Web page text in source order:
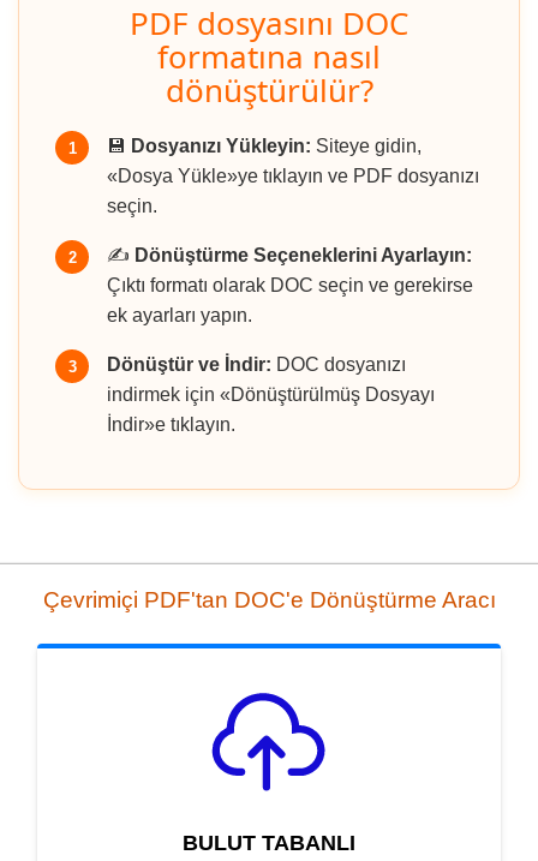
PDF dosyasını DOC
formatına nasıl
dönüştürülür?
1 💾 Dosyanızı Yükleyin: Siteye gidin,
«Dosya Yükle»ye tıklayın ve PDF dosyanızı
seçin.
2 ✍️ Dönüştürme Seçeneklerini Ayarlayın:
Çıktı formatı olarak DOC seçin ve gerekirse
ek ayarları yapın.
3 Dönüştür ve İndir: DOC dosyanızı
indirmek için «Dönüştürülmüş Dosyayı
İndir»e tıklayın.
Çevrimiçi PDF'tan DOC'e Dönüştürme Aracı
BULUT TABANLI